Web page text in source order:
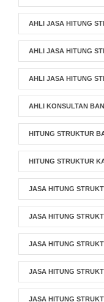
AHLI JASA HITUNG
AHLI JASA HITUNG
AHLI JASA HITUNG
AHLI KONSULTAN
HITUNG STRUKTUR
HITUNG STRUKTUR
JASA HITUNG
JASA HITUNG
JASA HITUNG
JASA HITUNG
JASA HITUNG